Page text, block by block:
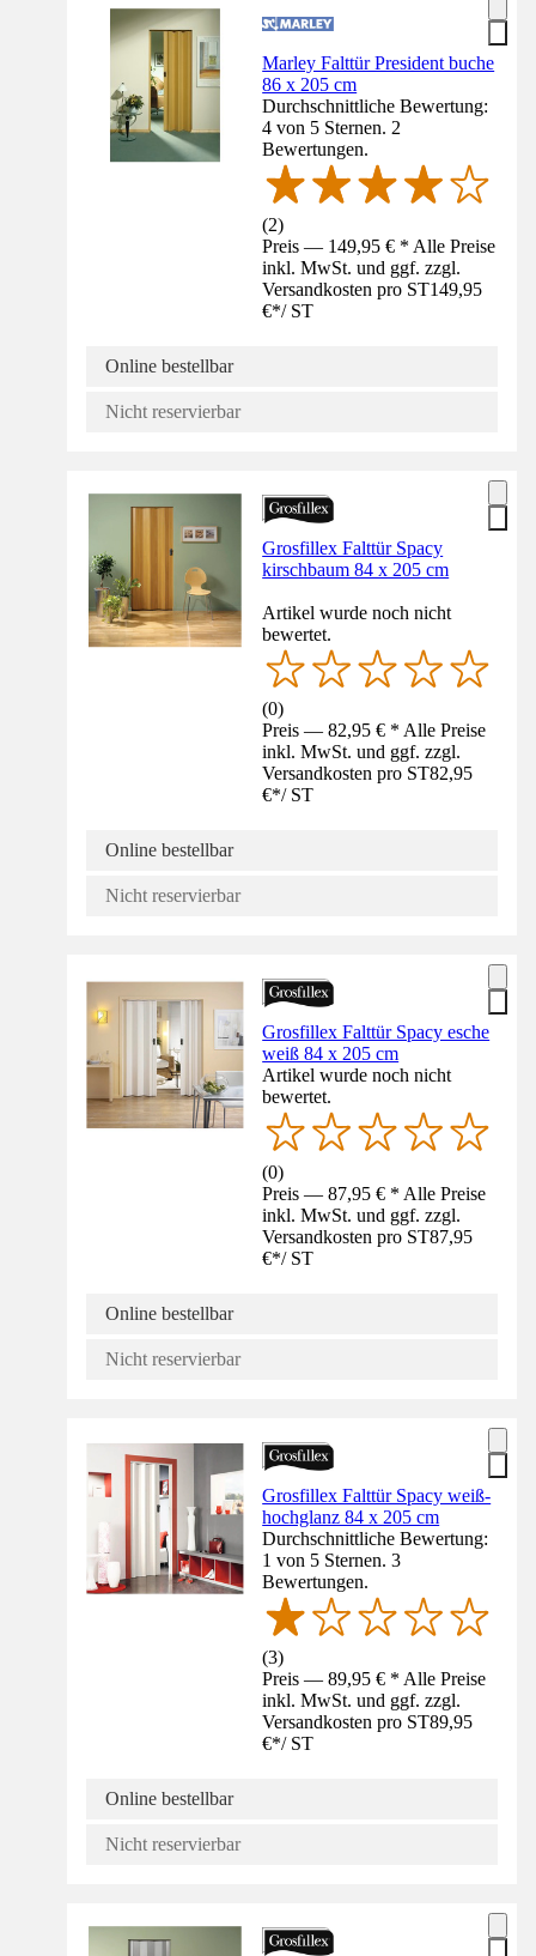
Marley Falttür President buche
86 x 205 cm
Durchschnittliche Bewertung:
4 von 5 Sternen. 2
Bewertungen.
(2)
Preis — 149,95 € * Alle Preise
inkl. MwSt. und ggf. zzgl.
Versandkosten pro ST149,95
€*/ ST
Online bestellbar
Nicht reservierbar
Grosfillex Falttür Spacy
kirschbaum 84 x 205 cm
Artikel wurde noch nicht
bewertet.
(0)
Preis — 82,95 € * Alle Preise
inkl. MwSt. und ggf. zzgl.
Versandkosten pro ST82,95
€*/ ST
Online bestellbar
Nicht reservierbar
Grosfillex Falttür Spacy esche
weiß 84 x 205 cm
Artikel wurde noch nicht
bewertet.
(0)
Preis — 87,95 € * Alle Preise
inkl. MwSt. und ggf. zzgl.
Versandkosten pro ST87,95
€*/ ST
Online bestellbar
Nicht reservierbar
Grosfillex Falttür Spacy weiß-
hochglanz 84 x 205 cm
Durchschnittliche Bewertung:
1 von 5 Sternen. 3
Bewertungen.
(3)
Preis — 89,95 € * Alle Preise
inkl. MwSt. und ggf. zzgl.
Versandkosten pro ST89,95
€*/ ST
Online bestellbar
Nicht reservierbar